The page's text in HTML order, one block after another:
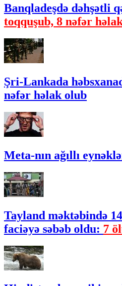
Banqladeşdə dəhşətli
toqquşub, 8 nəfər
Şri-Lankada
nəfər həlak olub
Meta-nın ağıllı
Tayland məktəbində
faciəyə səbəb oldu: 7